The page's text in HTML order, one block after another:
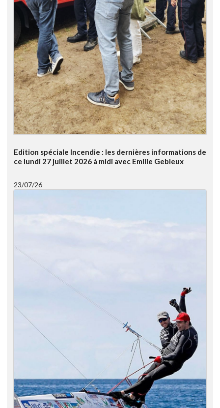
Edition spéciale Incendie : les dernières informations de
ce lundi 27 juillet 2026 à midi avec Emilie Gebleux
23/07/26